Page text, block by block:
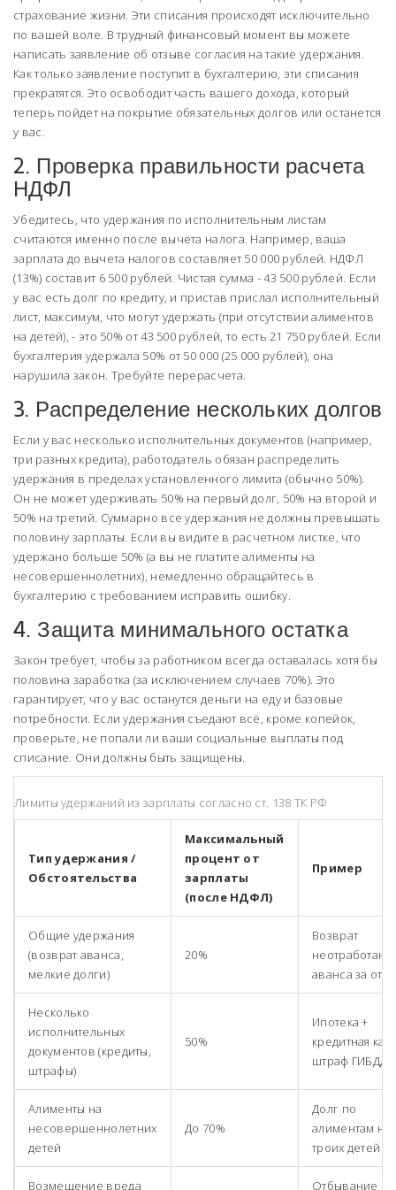
страхование жизни. Эти списания происходят исключительно
по вашей воле. В трудный финансовый момент вы можете
написать заявление об отзыве согласия на такие удержания.
Как только заявление поступит в бухгалтерию, эти списания
прекратятся. Это освободит часть вашего дохода, который
теперь пойдет на покрытие обязательных долгов или останется
у вас.
2. Проверка правильности расчета
НДФЛ
Убедитесь, что удержания по исполнительным листам
считаются именно после вычета налога. Например, ваша
зарплата до вычета налогов составляет 50 000 рублей. НДФЛ
(13%) составит 6 500 рублей. Чистая сумма - 43 500 рублей. Если
у вас есть долг по кредиту, и пристав прислал исполнительный
лист, максимум, что могут удержать (при отсутствии алиментов
на детей), - это 50% от 43 500 рублей, то есть 21 750 рублей. Если
бухгалтерия удержала 50% от 50 000 (25 000 рублей), она
нарушила закон. Требуйте перерасчета.
3. Распределение нескольких долгов
Если у вас несколько исполнительных документов (например,
три разных кредита), работодатель обязан распределить
удержания в пределах установленного лимита (обычно 50%).
Он не может удерживать 50% на первый долг, 50% на второй и
50% на третий. Суммарно все удержания не должны превышать
половину зарплаты. Если вы видите в расчетном листке, что
удержано больше 50% (а вы не платите алименты на
несовершеннолетних), немедленно обращайтесь в
бухгалтерию с требованием исправить ошибку.
4. Защита минимального остатка
Закон требует, чтобы за работником всегда оставалась хотя бы
половина заработка (за исключением случаев 70%). Это
гарантирует, что у вас останутся деньги на еду и базовые
потребности. Если удержания съедают всё, кроме копейок,
проверьте, не попали ли ваши социальные выплаты под
списание. Они должны быть защищены.
Лимиты удержаний из зарплаты согласно ст. 138 ТК РФ
Тип удержания /
Обстоятельства
Максимальный
процент от
зарплаты
(после НДФЛ)
Пример
Общие удержания
(возврат аванса,
мелкие долги)
20%
Возврат
аванса за
Несколько
исполнительных
документов (кредиты,
штрафы)
50%
Ипотека +
кредитная
штраф ГИБДД
Алименты на
несовершеннолетних
детей
До 70%
Долг по
алиментам на
троих детей
Возмещение вреда
Отбывание